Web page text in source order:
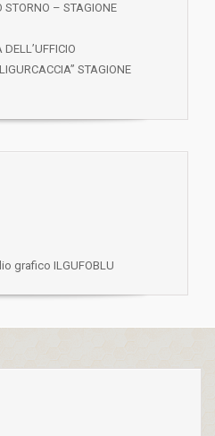
STORNO – STAGIONE
STAGIONE
grafico ILGUFOBLU